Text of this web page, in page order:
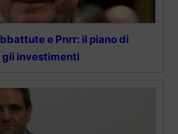
e Pnrr: il piano di
gli investimenti